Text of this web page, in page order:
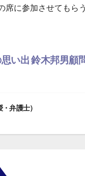
席に参加させてもら
鈴木邦男顧
い出
弁護士）